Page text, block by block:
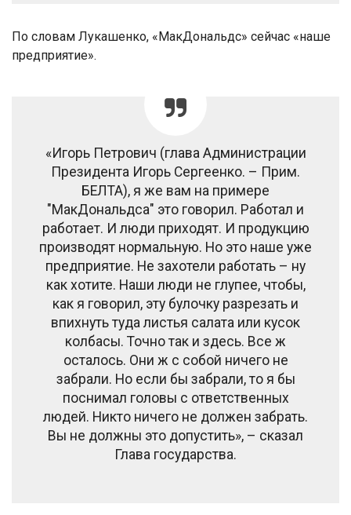
По словам Лукашенко, «МакДональдс» сейчас «наше
предприятие».
«Игорь Петрович (глава Администрации
Президента Игорь Сергеенко. – Прим.
БЕЛТА), я же вам на примере
"МакДональдса" это говорил. Работал и
работает. И люди приходят. И продукцию
производят нормальную. Но это наше уже
предприятие. Не захотели работать – ну
как хотите. Наши люди не глупее, чтобы,
как я говорил, эту булочку разрезать и
впихнуть туда листья салата или кусок
колбасы. Точно так и здесь. Все ж
осталось. Они ж с собой ничего не
забрали. Но если бы забрали, то я бы
поснимал головы с ответственных
людей. Никто ничего не должен забрать.
Вы не должны это допустить», – сказал
Глава государства.